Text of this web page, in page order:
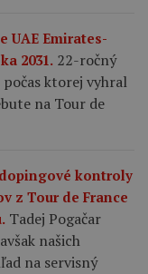
UAE Emirates-
2031. 22-ročný
počas ktorej vyhral
na Tour de
kontroly
z Tour de France
Tadej Pogačar
našich
na servisný